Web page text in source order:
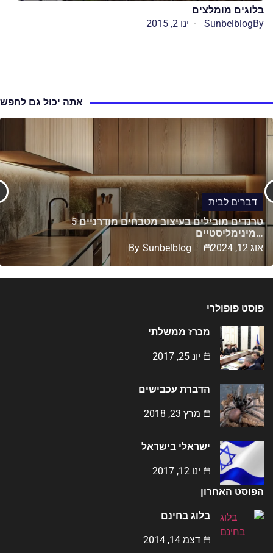
בלוגים מומלצים
By
Sunbelblog ינו 2, 2015
אתה יכול גם לחפש
דברים לבית
5 טרנדים מובילים בעיצוב מטבחים מודרניים
מינימליסטיים…
By Sunbelblog אוג 12, 2024
פוסט פופולרי
מכרז ממשלתי
יונ 25, 2017
הדברת עכבישים
מרץ 23, 2018
ישראלי בישראל
ינו 12, 2017
הפוסט האחרון
בלוג בחינם
דצמ 14, 2014